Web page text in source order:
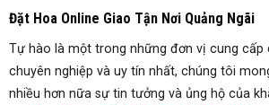
Đặt Hoa Online Giao Tận Nơi Quảng Ngãi
Tự hào là một trong những đơn vị cung cấp
chuyên nghiệp và uy tín nhất, chúng tôi
nhiều hơn nữa sự tin tưởng và ủng hộ của